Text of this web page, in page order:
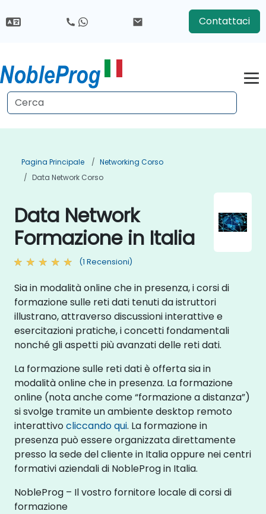
Contattaci
Pagina Principale
Networking Corso
Data Network Corso
Data Network
Formazione in Italia
(1 Recensioni)
Sia in modalità online che in presenza, i corsi di
formazione sulle reti dati tenuti da istruttori
illustrano, attraverso discussioni interattive e
esercitazioni pratiche, i concetti fondamentali
nonché gli aspetti più avanzati delle reti dati.
La formazione sulle reti dati è offerta sia in
modalità online che in presenza. La formazione
online (nota anche come “formazione a distanza”)
si svolge tramite un ambiente desktop remoto
interattivocliccando qui. La formazione in
presenza può essere organizzata direttamente
presso la sede del cliente in Italia oppure nei centri
formativi aziendali di NobleProg in Italia.
NobleProg – Il vostro fornitore locale di corsi di
formazione